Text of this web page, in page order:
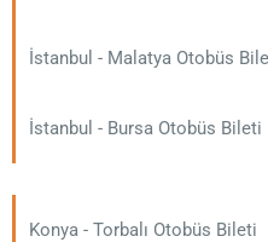
İstanbul - Malatya Otobüs
İstanbul - Bursa Otobüs Bileti
Konya - Torbalı Otobüs Bileti